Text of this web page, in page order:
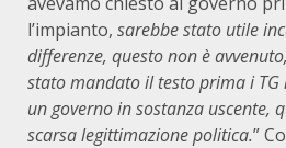
l’impianto, sarebbe stato utile
differenze, questo non è
stato mandato il testo prima i
un governo in sostanza uscente,
scarsa legittimazione politica.”